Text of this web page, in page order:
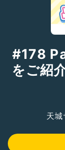
#178
をご紹
天城